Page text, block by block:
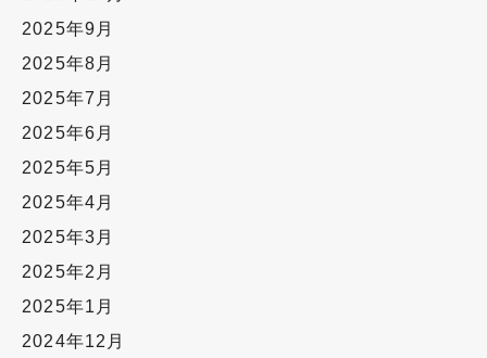
2025年9月
2025年8月
2025年7月
2025年6月
2025年5月
2025年4月
2025年3月
2025年2月
2025年1月
2024年12月